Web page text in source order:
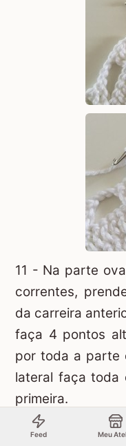
11 - Na parte
correntes,
da carreira
faça 4 pontos
por toda a parte
lateral faça toda
primeira.
Feed Meu